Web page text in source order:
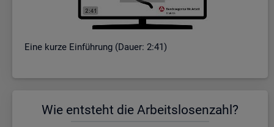
Eine kurze Ein­füh­rung (Dauer: 2:41)
Wie ent­steht die Ar­beits­lo­sen­zahl?